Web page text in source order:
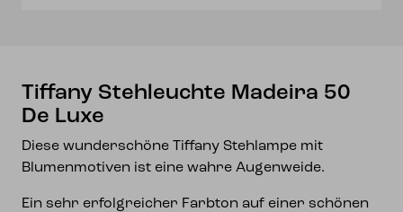
Tiffany Stehleuchte Madeira 50
De Luxe
Diese wunderschöne Tiffany Stehlampe mit
Blumenmotiven ist eine wahre Augenweide.
Ein sehr erfolgreicher Farbton auf einer schönen